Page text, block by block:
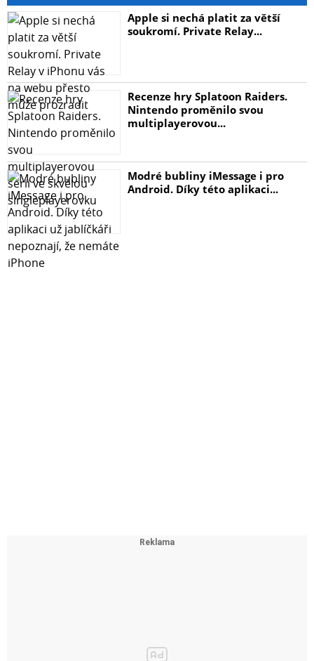
Apple si nechá platit za větší
soukromí. Private Relay...
Recenze hry Splatoon Raiders.
Nintendo proměnilo svou
multiplayerovou...
Modré bubliny iMessage i pro
Android. Díky této aplikaci...